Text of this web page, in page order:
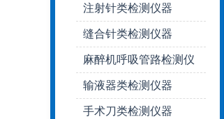
注射针类检测仪器
缝合针类检测仪器
麻醉机呼吸管路检测仪
输液器类检测仪器
手术刀类检测仪器